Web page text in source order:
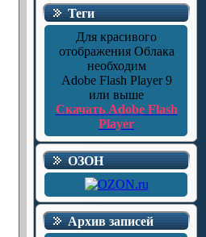
Теги
Для красивого
отображения Облака
необходим
Adobe Flash Player 9
или выше
Скачать Adobe Flash
Player
ОЗОН
Архив записей